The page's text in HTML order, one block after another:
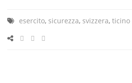
esercito, sicurezza, svizzera, ticino